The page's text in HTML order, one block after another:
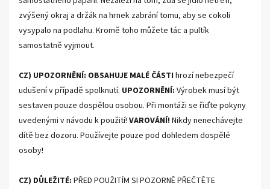
zvýšený okraj a držák na hrnek zabrání tomu, aby se cokoli
vysypalo na podlahu. Kromě toho můžete tác a pultík
samostatně vyjmout.
CZ) UPOZORNĚNÍ: OBSAHUJE MALÉ ČÁSTI hrozí nebezpečí
udušení v případě spolknutí. UPOZORNĚNÍ: Výrobek musí být
sestaven pouze dospělou osobou. Při montáži se řiďte pokyny
uvedenými v návodu k použití! VAROVÁNÍ! Nikdy nenechávejte
dítě bez dozoru. Používejte pouze pod dohledem dospělé
osoby!
CZ) DŮLEŽITÉ: PŘED POUŽITÍM SI POZORNĚ PŘEČTĚTE